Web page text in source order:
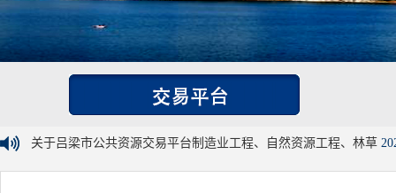
关于吕梁市公共资源交易平台制造业工程、自然资源工程、林草